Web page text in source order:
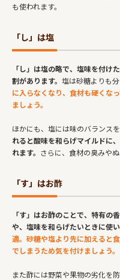
も使われます。
「し」は塩
「し」は塩の略で、塩味を付け
割があります。 塩は砂糖よりも分
に入らなくなり、食材も硬くな
ましょう。
ほかにも、塩には味のバランス
れると酸味を和らげマイルドに
れます。 さらに、食材の臭みや
「す」はお酢
「す」はお酢のことで、特有の
や、塩味を和らげたいときに使い
適。砂糖や塩より先に加えると
でしまうため気を付けましょう。
また酢には野菜や果物の劣化を